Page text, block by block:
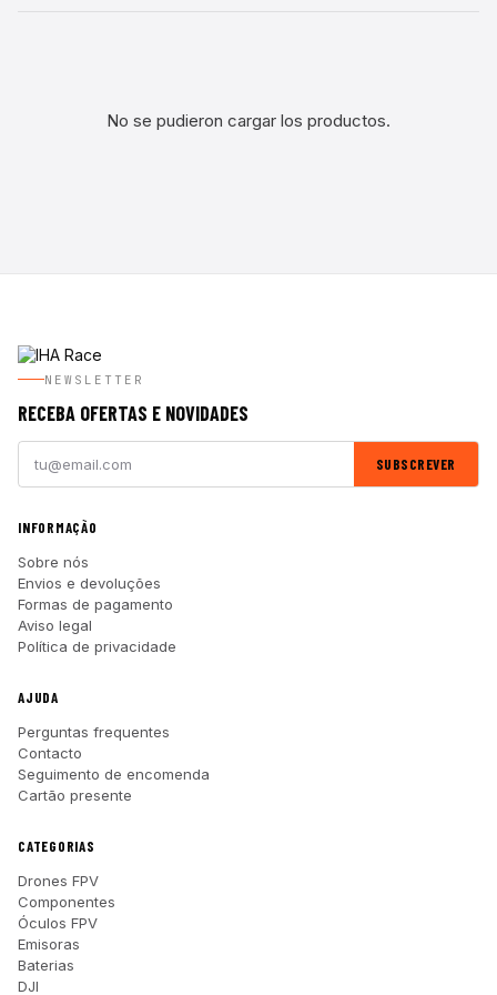
No se pudieron cargar los productos.
NEWSLETTER
RECEBA OFERTAS E NOVIDADES
SUBSCREVER
INFORMAÇÃO
Sobre nós
Envios e devoluções
Formas de pagamento
Aviso legal
Política de privacidade
AJUDA
Perguntas frequentes
Contacto
Seguimento de encomenda
Cartão presente
CATEGORIAS
Drones FPV
Componentes
Óculos FPV
Emisoras
Baterias
DJI